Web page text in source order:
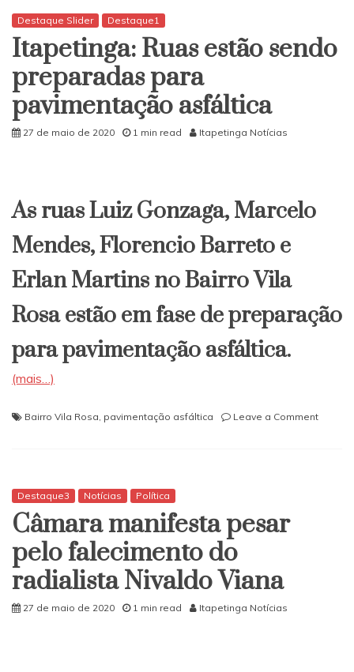
projeto
de
Destaque Slider Destaque1
Itapetinga: Ruas estão sendo
preparadas para
pavimentação asfáltica
27 de maio de 2020 1 min read Itapetinga Notícias
As ruas Luiz Gonzaga, Marcelo
Mendes, Florencio Barreto e
Erlan Martins no Bairro Vila
Rosa estão em fase de preparação
para pavimentação asfáltica.
(mais…)
Bairro Vila Rosa, pavimentação asfáltica Leave a Commenton
Destaque3 Notícias Política
Câmara manifesta pesar
pelo falecimento do
radialista Nivaldo Viana
27 de maio de 2020 1 min read Itapetinga Notícias